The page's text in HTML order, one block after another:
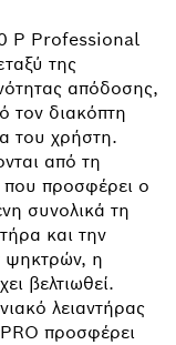
P Professional
της
απόδοσης,
τον διακόπτη
του χρήστη.
από τη
προσφέρει ο
συνολικά τη
και την
ψηκτρών, η
βελτιωθεί.
λειαντήρας
προσφέρει